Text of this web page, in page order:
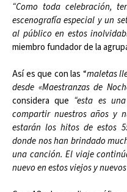
“Como toda celebración,
escenografía especial y un
al público en estos
miembro fundador de la
Así es que con las “maletas
desde «Maestranzas de
considera que “esta es
compartir nuestros años y
estarán los hitos de estos
donde nos han brindado
una canción. El viaje
nuevo en estos viejos y